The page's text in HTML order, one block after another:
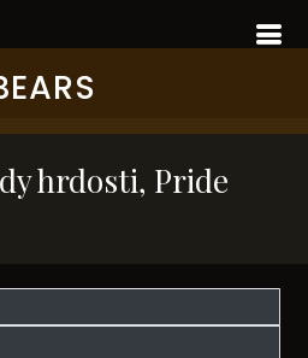
hrdosti, Pride